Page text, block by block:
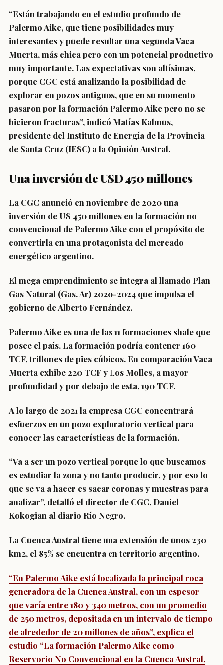
“Están trabajando en el estudio profundo de
Palermo Aike, que tiene posibilidades muy
interesantes y puede resultar una segunda Vaca
Muerta, más chica pero con un potencial productivo
muy importante. Las expectativas son altísimas,
porque CGC está analizando la posibilidad de
explorar en pozos antiguos, que en su momento
pasaron por la formación Palermo Aike pero no se
hicieron fracturas”, indicó Matías Kalmus,
presidente del Instituto de Energía de la Provincia
de Santa Cruz (IESC) a la Opinión Austral.
Una inversión de USD 450 millones
La CGC anunció en noviembre de 2020 una
inversión de US 450 millones en la formación no
convencional de Palermo Aike con el propósito de
convertirla en una protagonista del mercado
energético argentino.
El mega emprendimiento se integra al llamado Plan
Gas Natural (Gas. Ar) 2020-2024 que impulsa el
gobierno de Alberto Fernández.
Palermo Aike es una de las 11 formaciones shale que
posee el país. La formación podría contener 160
TCF, trillones de pies cúbicos. En comparación Vaca
Muerta exhibe 220 TCF y Los Molles, a mayor
profundidad y por debajo de esta, 190 TCF.
A lo largo de 2021 la empresa CGC concentrará
esfuerzos en un pozo exploratorio vertical para
conocer las características de la formación.
“Va a ser un pozo vertical porque lo que buscamos
es estudiar la zona y no tanto producir, y por eso lo
que se va a hacer es sacar coronas y muestras para
analizar”, detalló el director de CGC, Daniel
Kokogian al diario Río Negro.
La Cuenca Austral tiene una extensión de unos 230
km2, el 85% se encuentra en territorio argentino.
“En Palermo Aike está localizada la principal roca
generadora de la Cuenca Austral, con un espesor
que varía entre 180 y 340 metros, con un promedio
de 250 metros, depositada en un intervalo de tiempo
de alrededor de 20 millones de años”, explica el
estudio “La formación Palermo Aike como
Reservorio No Convencional en la Cuenca Austral,